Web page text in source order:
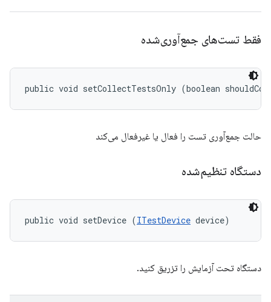
فقط تست‌های جمع‌آوری‌شده
public void setCollectTestsOnly (boolean
حالت جمع‌آوری تست را فعال یا غیرفعال می‌کند
دستگاه تنظیم‌شده
public void setDevice (ITestDevice device)
دستگاه تحت آزمایش را تزریق کنید.